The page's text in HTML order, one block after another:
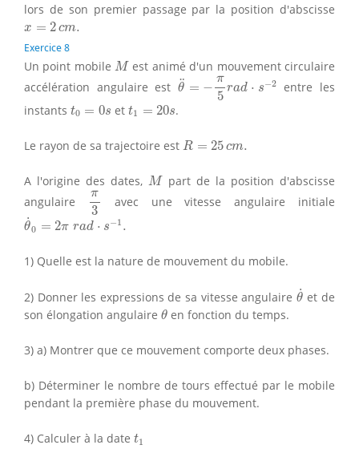
lors de son premier passage par la position d'abscisse
x = 2cm.
x cm.
Exercice 8
Un point mobile M
Mest animé d'un mouvement circulaire
accélération angulaire est ¨
θ = −
π
5
rad ⋅ s−2
θ ¨=−π5rad⋅s−2
entre les
instants t0 = 0s
t0 =0s ett1 = 20s
t1 =20s .
Le rayon de sa trajectoire est R = 25cm.
R= 25cm.
A l'origine des dates,M
Mpart de la position d'abscisse
angulaire
π
3
π3
avec une vitesse angulaire initiale
˙
θ0 = 2π rad ⋅ s−1 .
θ 2π ⋅s .
1) Quelle est la nature de mouvement du mobile.
2) Donner les expressions de sa vitesse angulaire ˙
θ
θ et de
son élongation angulaire θ
θ en fonction du temps.
3) a) Montrer que ce mouvement comporte deux phases.
b) Déterminer le nombre de tours effectué par le mobile
pendant la première phase du mouvement.
4) Calculer à la date t1
t